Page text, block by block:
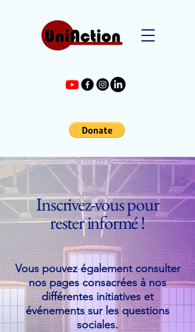
Inscrivez-vous pour
rester informé !
Vous pouvez également consulter
nos pages consacrées à nos
différentes initiatives et
événements sur les questions
sociales.